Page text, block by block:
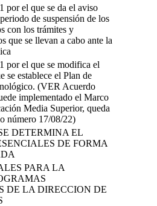
el que se da el aviso
de suspensión de los
con los trámites y
que se llevan a cabo ante la
por el que se modifica el
se establece el Plan de
(VER Acuerdo
implementado el Marco
Media Superior, queda
número 17/08/22)
DETERMINA EL
DE FORMA
PARA LA
DE LA DIRECCION DE